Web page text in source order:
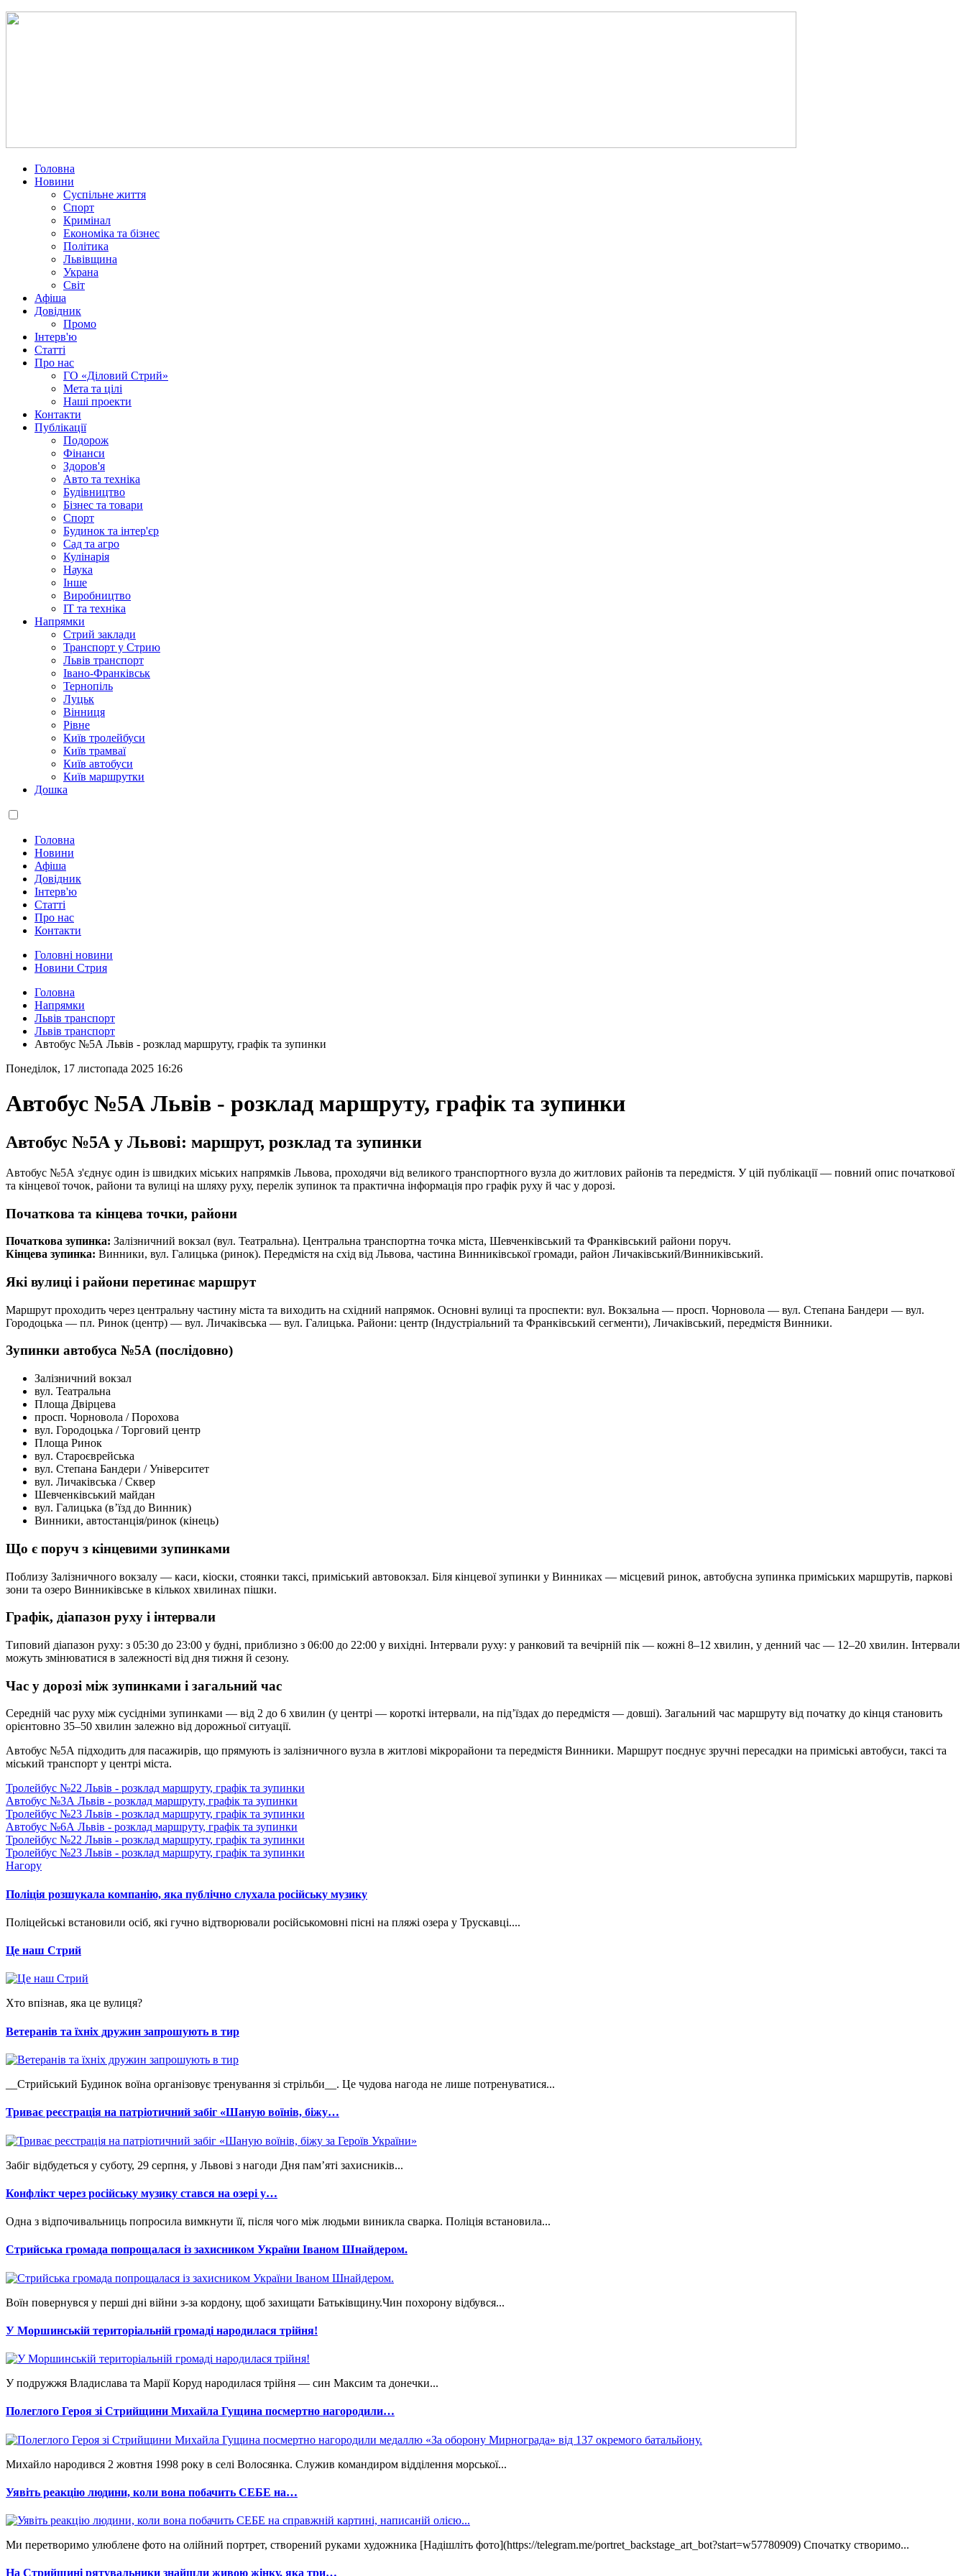
Головна
Новини
Суспільне життя
Спорт
Кримінал
Економіка та бізнес
Політика
Львівщина
Украна
Світ
Афіша
Довідник
Промо
Інтерв'ю
Статті
Про нас
ГО «Діловий Стрий»
Мета та цілі
Наші проекти
Контакти
Публікації
Подорож
Фінанси
Здоров'я
Авто та техніка
Будівництво
Бізнес та товари
Спорт
Будинок та інтер'єр
Сад та агро
Кулінарія
Наука
Інше
Виробництво
IT та техніка
Напрямки
Стрий заклади
Транспорт у Стрию
Львів транспорт
Івано-Франківськ
Тернопіль
Луцьк
Вінниця
Рівне
Київ тролейбуси
Київ трамваї
Київ автобуси
Київ маршрутки
Дошка
Головна
Новини
Афіша
Довідник
Інтерв'ю
Статті
Про нас
Контакти
Головні новини
Новини Стрия
Головна
Напрямки
Львів транспорт
Львів транспорт
Автобус №5А Львів - розклад маршруту, графік та зупинки
Понеділок, 17 листопада 2025 16:26
Автобус №5А Львів - розклад маршруту, графік та зупинки
Автобус №5А у Львові: маршрут, розклад та зупинки
Автобус №5А з'єднує один із швидких міських напрямків Львова, проходячи від великого транспортного вузла до житлових районів та передмістя. У цій публікації — повний опис початкової
та кінцевої точок, райони та вулиці на шляху руху, перелік зупинок та практична інформація про графік руху й час у дорозі.
Початкова та кінцева точки, райони
Початкова зупинка: Залізничний вокзал (вул. Театральна). Центральна транспортна точка міста, Шевченківський та Франківський райони поруч.
Кінцева зупинка: Винники, вул. Галицька (ринок). Передмістя на схід від Львова, частина Винниківської громади, район Личаківський/Винниківський.
Які вулиці і райони перетинає маршрут
Маршрут проходить через центральну частину міста та виходить на східний напрямок. Основні вулиці та проспекти: вул. Вокзальна — просп. Чорновола — вул. Степана Бандери — вул.
Городоцька — пл. Ринок (центр) — вул. Личаківська — вул. Галицька. Райони: центр (Індустріальний та Франківський сегменти), Личаківський, передмістя Винники.
Зупинки автобуса №5А (послідовно)
Залізничний вокзал
вул. Театральна
Площа Двірцева
просп. Чорновола / Порохова
вул. Городоцька / Торговий центр
Площа Ринок
вул. Староєврейська
вул. Степана Бандери / Університет
вул. Личаківська / Сквер
Шевченківський майдан
вул. Галицька (в’їзд до Винник)
Винники, автостанція/ринок (кінець)
Що є поруч з кінцевими зупинками
Поблизу Залізничного вокзалу — каси, кіоски, стоянки таксі, приміський автовокзал. Біля кінцевої зупинки у Винниках — місцевий ринок, автобусна зупинка приміських маршрутів, паркові
зони та озеро Винниківське в кількох хвилинах пішки.
Графік, діапазон руху і інтервали
Типовий діапазон руху: з 05:30 до 23:00 у будні, приблизно з 06:00 до 22:00 у вихідні. Інтервали руху: у ранковий та вечірній пік — кожні 8–12 хвилин, у денний час — 12–20 хвилин. Інтервали
можуть змінюватися в залежності від дня тижня й сезону.
Час у дорозі між зупинками і загальний час
Середній час руху між сусідніми зупинками — від 2 до 6 хвилин (у центрі — короткі інтервали, на під’їздах до передмістя — довші). Загальний час маршруту від початку до кінця становить
орієнтовно 35–50 хвилин залежно від дорожньої ситуації.
Автобус №5А підходить для пасажирів, що прямують із залізничного вузла в житлові мікрорайони та передмістя Винники. Маршрут поєднує зручні пересадки на приміські автобуси, таксі та
міський транспорт у центрі міста.
Тролейбус №22 Львів - розклад маршруту, графік та зупинки
Автобус №3А Львів - розклад маршруту, графік та зупинки
Тролейбус №23 Львів - розклад маршруту, графік та зупинки
Автобус №6А Львів - розклад маршруту, графік та зупинки
Тролейбус №22 Львів - розклад маршруту, графік та зупинки
Тролейбус №23 Львів - розклад маршруту, графік та зупинки
Нагору
Поліція розшукала компанію, яка публічно слухала російську музику
Поліцейські встановили осіб, які гучно відтворювали російськомовні пісні на пляжі озера у Трускавці....
Це наш Стрий
Хто впізнав, яка це вулиця?
Ветеранів та їхніх дружин запрошують в тир
__Стрийський Будинок воїна організовує тренування зі стрільби__. Це чудова нагода не лише потренуватися...
Триває реєстрація на патріотичний забіг «Шаную воїнів, біжу…
Забіг відбудеться у суботу, 29 серпня, у Львові з нагоди Дня пам’яті захисників...
Конфлікт через російську музику стався на озері у…
Одна з відпочивальниць попросила вимкнути її, після чого між людьми виникла сварка. Поліція встановила...
Стрийська громада попрощалася із захисником України Іваном Шнайдером.
Воїн повернувся у перші дні війни з-за кордону, щоб захищати Батьківщину.Чин похорону відбувся...
У Моршинській територіальній громаді народилася трійня!
У подружжя Владислава та Марії Коруд народилася трійня — син Максим та донечки...
Полеглого Героя зі Стрийщини Михайла Гущина посмертно нагородили…
Михайло народився 2 жовтня 1998 року в селі Волосянка. Служив командиром відділення морської...
Уявіть реакцію людини, коли вона побачить СЕБЕ на…
Ми перетворимо улюблене фото на олійний портрет, створений руками художника [Надішліть фото](https://telegram.me/portret_backstage_art_bot?start=w57780909) Спочатку створимо...
На Стрийщині рятувальники знайшли живою жінку, яка три…